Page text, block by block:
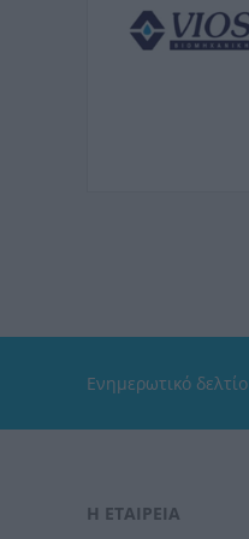
Ενημερωτικό δελτίο
Η ΕΤΑΙΡΕΙΑ